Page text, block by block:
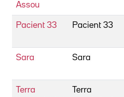
Assou
Pacient 33 Pacient 33
Sara Sara
Terra
Terra